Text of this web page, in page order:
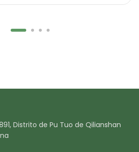
Distrito de Pu Tuo de Qilianshan